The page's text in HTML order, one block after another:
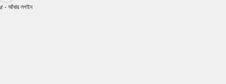
- আঁধার লগইন